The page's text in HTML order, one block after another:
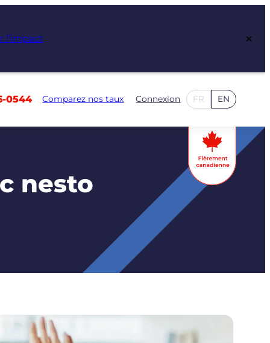
l’impact ×
0544 Comparez nos taux Connexion FR EN
nesto